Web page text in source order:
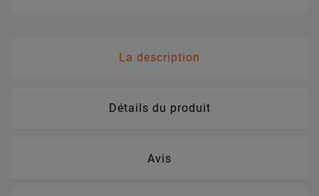
La description
Détails du produit
Avis